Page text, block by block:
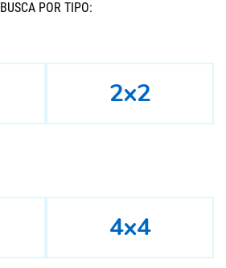
BUSCÁ POR TIPO:
2x2
4x4